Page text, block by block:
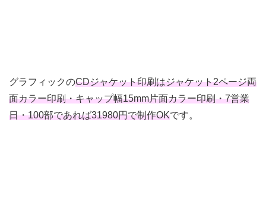
グラフィックのCDジャケット印刷はジャケット2ページ両
面カラー印刷・キャップ幅15mm片面カラー印刷・7営業
日・100部であれば31980円で制作OKです。